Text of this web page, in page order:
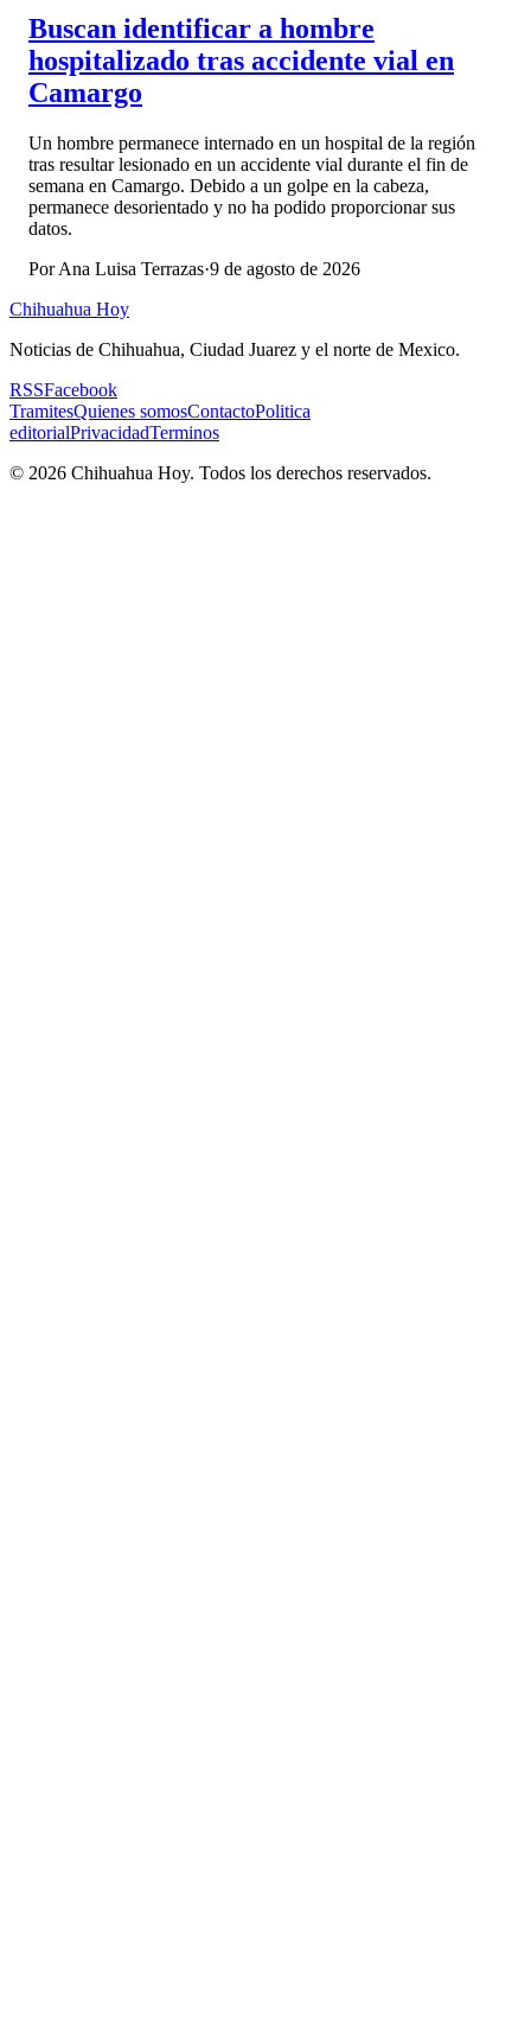
Buscan identificar a hombre
hospitalizado tras accidente vial en
Camargo
Un hombre permanece internado en un hospital de la región
tras resultar lesionado en un accidente vial durante el fin de
semana en Camargo. Debido a un golpe en la cabeza,
permanece desorientado y no ha podido proporcionar sus
datos.
PorAna Luisa Terrazas·9 de agosto de 2026
Chihuahua Hoy
Noticias de Chihuahua, Ciudad Juarez y el norte de Mexico.
RSSFacebook
TramitesQuienes somosContactoPolitica
editorialPrivacidadTerminos
© 2026 Chihuahua Hoy. Todos los derechos reservados.